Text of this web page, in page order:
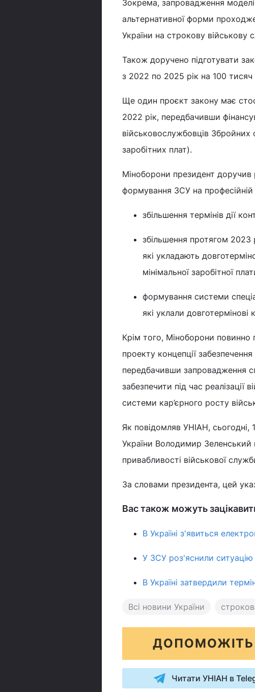
Зокрема, запровадження
альтернативної форми
України на строкову військову
Також доручено підготувати
з 2022 по 2025 рік на 100
Ще один проєкт закону має
2022 рік, передбачивши
військовослужбовців Збройних
заробітних плат).
Міноборони президент
формування ЗСУ на
збільшення термінів дії
збільшення протягом 2023
які укладають
мінімальної заробітної
формування системи
які уклали довготермінові
Крім того, Міноборони повинно
проекту концепції
передбачивши запровадження
забезпечити під час реалізації
системи кар’єрного росту
Як повідомляв УНІАН, сьогодні,
України Володимир Зеленський
привабливості військової
За словами президента, цей
Вас також можуть
В Україні з'явиться
У ЗСУ роз'яснили ситуацію
В Україні затвердили
Всі новини України
Читати УНІАН в